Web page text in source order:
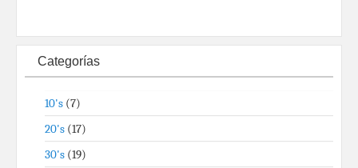
Categorías
10's (7)
20's (17)
30's (19)